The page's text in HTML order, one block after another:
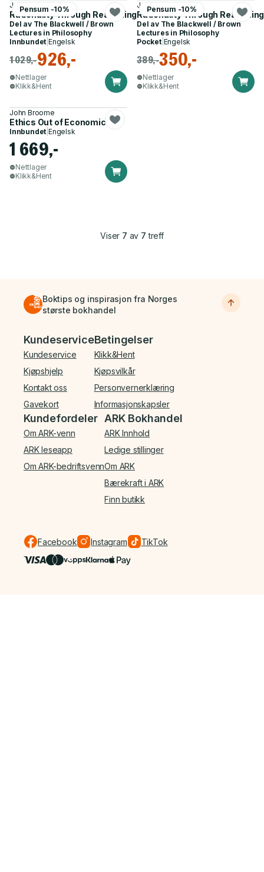
Pensum -10%
John Broome
Rationality Through Reasoning
Del av The Blackwell / Brown
Lectures in Philosophy
Innbundet |Engelsk
1 029,-926,-
Nettlager
Klikk&Hent
Pensum -10%
John Broome
Rationality Through Reasoning
Del av The Blackwell / Brown
Lectures in Philosophy
Pocket| Engelsk
389,-350,-
Nettlager
Klikk&Hent
John Broome
Ethics Out of Economics
Innbundet |Engelsk
1 669,-
Nettlager
Klikk&Hent
Viser 7 av 7 treff
Boktips og inspirasjon fra Norges
største bokhandel
Bunnmeny
Kundeservice
Kundeservice
Kjøpshjelp
Kontakt oss
Gavekort
Betingelser
Klikk&Hent
Kjøpsvilkår
Personvernerklæring
Informasjonskapsler
Kundefordeler
Om ARK-venn
ARK leseapp
Om ARK-bedriftsvenn
ARK Bokhandel
ARK Innhold
Ledige stillinger
Om ARK
Bærekraft i ARK
Finn butikk
Facebook Instagram TikTok